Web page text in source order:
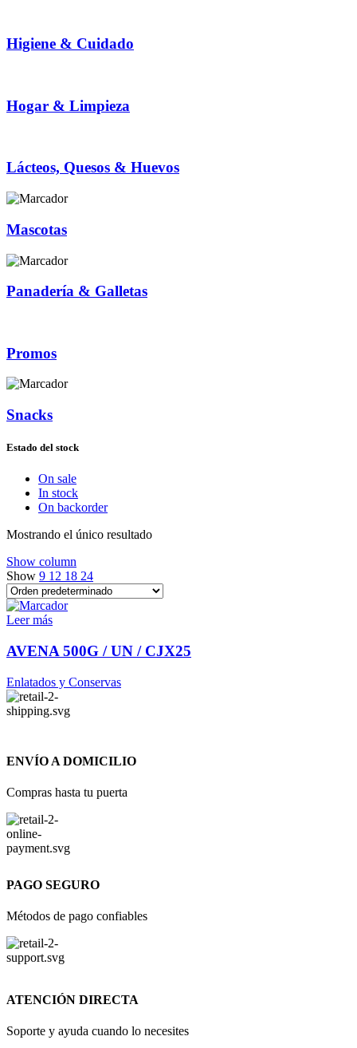
Higiene & Cuidado
Hogar & Limpieza
Lácteos, Quesos & Huevos
Mascotas
Panadería & Galletas
Promos
Snacks
Estado del stock
On sale
In stock
On backorder
Mostrando el único resultado
Show column
Show 9 12 18 24
Leer más
AVENA 500G / UN / CJX25
Enlatados y Conservas
ENVÍO A DOMICILIO
Compras hasta tu puerta
PAGO SEGURO
Métodos de pago confiables
ATENCIÓN DIRECTA
Soporte y ayuda cuando lo necesites